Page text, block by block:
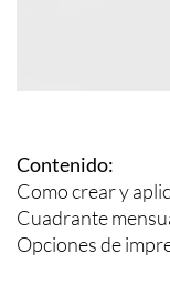
Contenido:
Como crear y
Cuadrante
Opciones de